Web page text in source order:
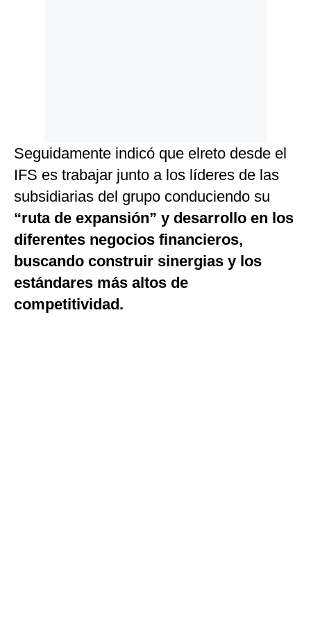
Seguidamente indicó que elreto desde el
IFS es trabajar junto a los líderes de las
subsidiarias del grupo conduciendo su
“ruta de expansión” y desarrollo en los
diferentes negocios financieros,
buscando construir sinergias y los
estándares más altos de
competitividad.